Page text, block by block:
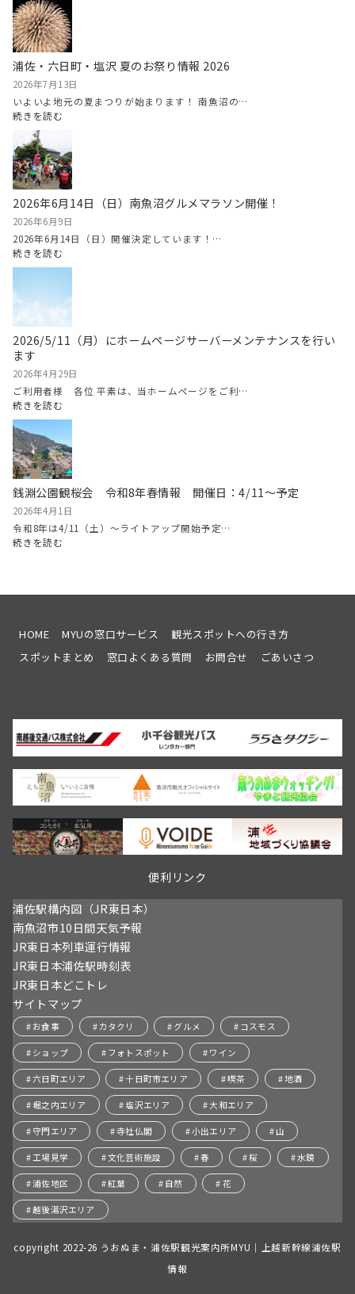
色
西
瓜
（や
い
ろ
す
つ
り
情
報
2026
浦佐・六日町・塩沢 夏のお祭り情報 2026
2026年7月13日
いよいよ地元の夏まつりが始まります！ 南魚沼の…
続きを読む
六
日
町・
塩
沢
夏
お
り
報
2026
2026年6月14日（日）南魚沼グルメマラソン開催！
2026年6月9日
2026年6月14日（日）開催決定しています！…
続きを読む
2026
14
日
南
グ
メ
マ
ラ
ソ
ン
開
2026/5/11（月）にホームページサーバーメンテナンスを行い
ます
2026年4月29日
ご利用者様 各位 平素は、当ホームページをご利…
続きを読む
2026/5/11（月）
ホ
ー
ム
ペ
ー
ジ
テ
ン
い
ま
銭淵公園観桜会 令和8年春情報 開催日：4/11～予定
2026年4月1日
令和8年は4/11（土）～ライトアップ開始予定…
続きを読む
桜
令
春
情
開
催
日：
～
予
定
HOME MYUの窓口サービス
観光スポットへの行き方
スポットまとめ
窓口よくある質問 お問合せ ごあいさつ
便利リンク
浦佐駅構内図（JR東日本）
南魚沼市10日間天気予報
JR東日本列車運行情報
JR東日本浦佐駅時刻表
JR東日本どこトレ
サイトマップ
お食事 カタクリ グルメ コスモス
ショップ フォトスポット ワイン
六日町エリア 十日町市エリア 喫茶 地酒
堀之内エリア 塩沢エリア 大和エリア
守門エリア 寺社仏閣 小出エリア 山
工場見学 文化芸術施設 春 桜 水鏡
浦佐地区 紅葉 自然 花
越後湯沢エリア
copyright 2022-26 うおぬま・浦佐駅観光案内所MYU｜上越新幹線浦佐駅
情報